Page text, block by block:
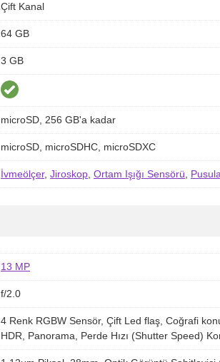
Çift Kanal
64 GB
3 GB
microSD, 256 GB'a kadar
microSD, microSDHC, microSDXC
İvmeölçer, Jiroskop, Ortam Işığı Sensörü,
13 MP
f/2.0
4 Renk RGBW Sensör, Çift Led flaş, Coğrafi
HDR, Panorama, Perde Hızı (Shutter Speed)